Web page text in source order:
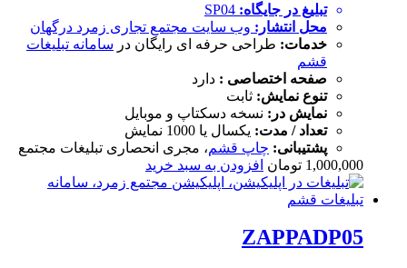
تبلیغ در جایگاه:
محل انتشار: وب سایت مجتمع تجاری زمرد درگهان
خدمات: طراحی حرفه ای رایگان در سامانه تبلیغات
قشم
صفحه اختصاصی : دارد
تنوع نمایش: ثابت
نمایش در: نسخه دسکتاپ و موبایل
تعداد / مدت: یکسال یا 1000 نمایش
پشتیبانی: چاپ قشم، مجری انحصاری تبلیغات مجتمع
1,000,000 تومان افزودن به سبد خرید
ZAPPADP05